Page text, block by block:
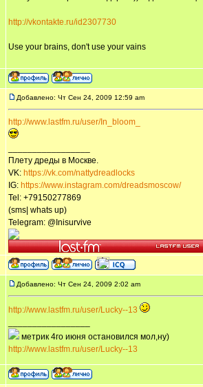
http://vkontakte.ru/id2307730
Use your brains, don't use your vains
Добавлено: Чт Сен 24, 2009 12:59 am
http://www.lastfm.ru/user/In_bloom_
Плету дреды в Москве.
VK: https://vk.com/nattydreadlocks
IG: https://www.instagram.com/dreadsmoscow/
Tel: +79150277869
(sms| whats up)
Telegram: @Inisurvive
Добавлено: Чт Сен 24, 2009 2:02 am
http://www.lastfm.ru/user/Lucky--13
метрик 4го июня остановился мол,ну)
http://www.lastfm.ru/user/Lucky--13